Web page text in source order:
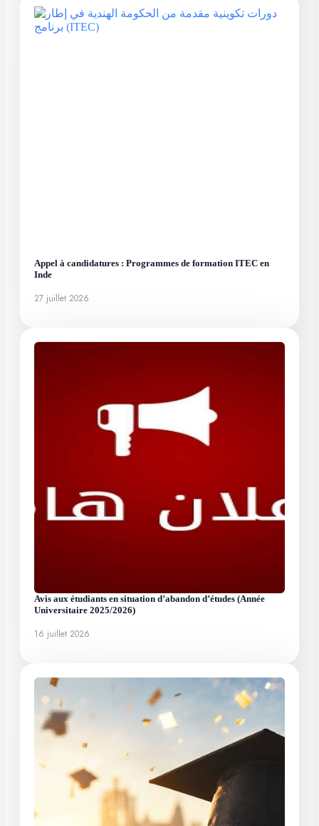
Appel à candidatures : Programmes de formation ITEC en
Inde
27 juillet 2026
Avis aux étudiants en situation d’abandon d’études (Année
Universitaire 2025/2026)
16 juillet 2026